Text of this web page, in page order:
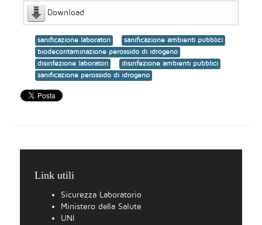
Download
sanificazione laboratori
sanificazione ambienti pubblici
biodecontaminazione perossido di idrogeno
disinfezione laboratori
disinfezione ambienti pubblici
sanificazione perossido di idrogeno
Link utili
Sicurezza Laboratorio
Ministero della Salute
UNI